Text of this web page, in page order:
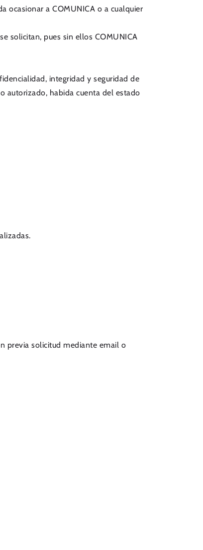
ocasionar a COMUNICA o a cualquier
solicitan, pues sin ellos COMUNICA
integridad y seguridad de
autorizado, habida cuenta del estado
previa solicitud mediante email o